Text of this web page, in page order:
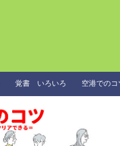
覚書 いろいろ 空港での